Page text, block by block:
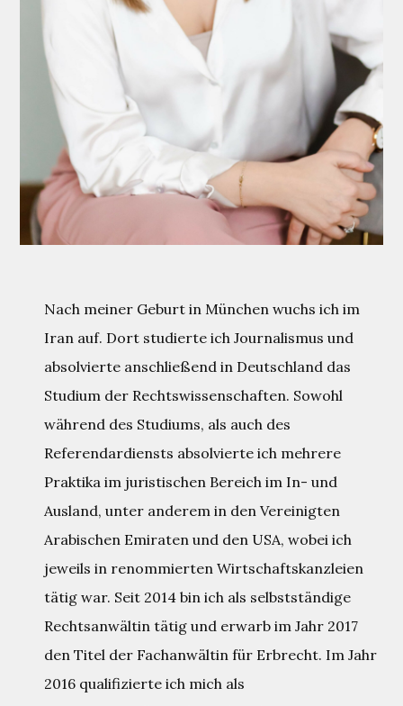
Nach meiner Geburt in München wuchs ich im
Iran auf. Dort studierte ich Journalismus und
absolvierte anschließend in Deutschland das
Studium der Rechtswissenschaften. Sowohl
während des Studiums, als auch des
Referendardiensts absolvierte ich mehrere
Praktika im juristischen Bereich im In- und
Ausland, unter anderem in den Vereinigten
Arabischen Emiraten und den USA, wobei ich
jeweils in renommierten Wirtschaftskanzleien
tätig war. Seit 2014 bin ich als selbstständige
Rechtsanwältin tätig und erwarb im Jahr 2017
den Titel der Fachanwältin für Erbrecht. Im Jahr
2016 qualifizierte ich mich als